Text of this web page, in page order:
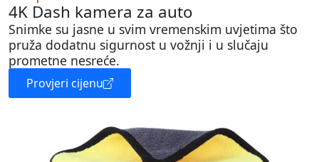
4K Dash kamera za auto
Snimke su jasne u svim vremenskim uvjetima što
pruža dodatnu sigurnost u vožnji i u slučaju
prometne nesreće.
Provjeri cijenu